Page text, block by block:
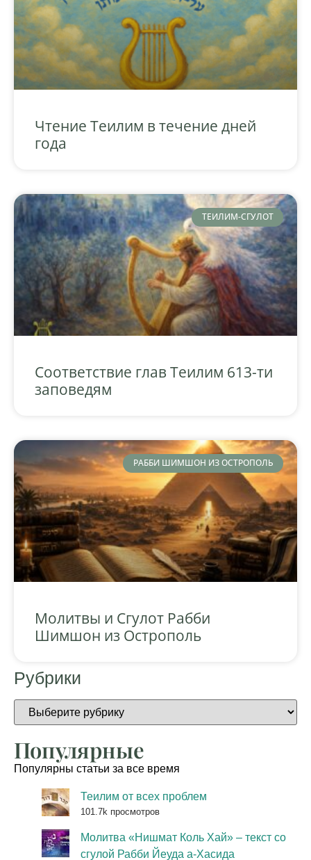
Чтение Теилим в течение дней
года
ТЕИЛИМ-СГУЛОТ
Соответствие глав Теилим 613-ти
заповедям
РАББИ ШИМШОН ИЗ ОСТРОПОЛЬ
Молитвы и Сгулот Рабби
Шимшон из Острополь
Рубрики
Популярные
Популярны статьи за все время
Теилим от всех проблем
101.7k просмотров
Молитва «Нишмат Коль Хай» – текст со
сгулой Рабби Йеуда а-Хасида